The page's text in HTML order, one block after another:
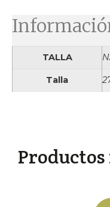
TALLA
Talla